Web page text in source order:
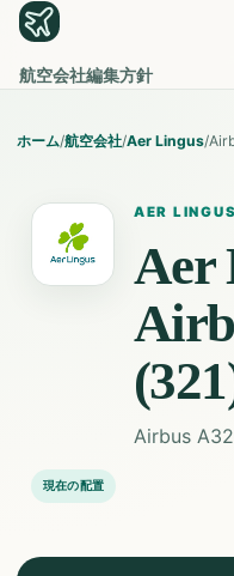
航空会社編集方針
ホーム/航空会社/Aer Lingus/
AER LINGUS
Aer
Airbus
現在の配置